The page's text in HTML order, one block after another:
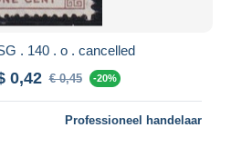
. 140 . o . cancelled
0,42 € 0,45 -20%
Professioneel handelaar